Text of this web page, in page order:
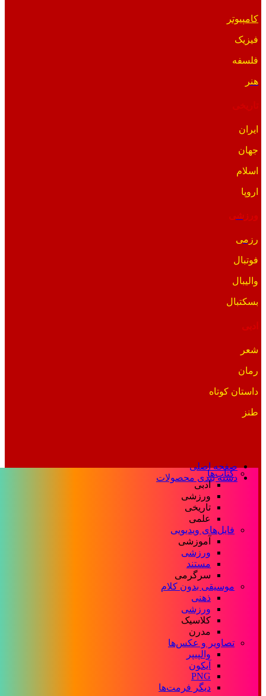
کامپیوتر
فیزیک
فلسفه
هنر
ایران
جهان
اسلام
اروپا
ورزشی
رزمی
فوتبال
والیبال
بسکتبال
ادبی
شعر
رمان
داستان کوتاه
طنز
صفحه اصلی
دسته بندی محصولات
کتاب‌ها
ادبی
ورزشی
تاریخی
علمی
فایل‌های ویدیویی
آموزشی
ورزشی
مستند
سرگرمی
موسیقی بدون کلام
ذهنی
ورزشی
کلاسیک
مدرن
تصاویر و عکس‌ها
والپیپر
آیکون
PNG
دیگر فرمت‌ها